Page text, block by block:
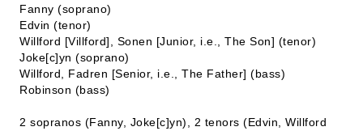
Fanny (soprano)
Edvin (tenor)
Willford [Villford], Sonen [Junior, i.e., The Son] (tenor)
Joke[c]yn (soprano)
Willford, Fadren [Senior, i.e., The Father] (bass)
Robinson (bass)
2 sopranos (Fanny, Joke[c]yn), 2 tenors (Edvin, Willford